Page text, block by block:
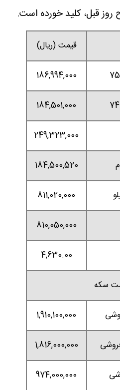
قبل، کلید خورده است.
قیمت (ریال)
186,994,000
184,501,000
249,323,000
184,500,520
811,020,000
810,050,000
4,630.00
سکه
1,910,100,000
1,816,000,000
974,000,000